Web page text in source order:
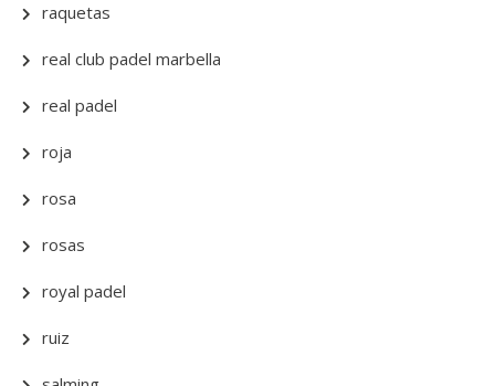
raquetas
real club padel marbella
real padel
roja
rosa
rosas
royal padel
ruiz